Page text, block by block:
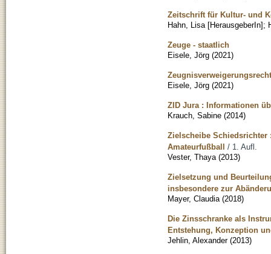
Zeitschrift für Kultur- und
Hahn, Lisa [HerausgeberIn];
Zeuge - staatlich
Eisele, Jörg (2021)
Eisele, Jörg (2021)
ZID Jura : Informationen
Krauch, Sabine (2014)
Zielscheibe
Amateurfußball / 1. Aufl.
Vester, Thaya (2013)
Zielsetzung und
insbesondere zur
Mayer, Claudia (2018)
Die Zinsschranke als
Entstehung, Konzeption
Jehlin, Alexander (2013)